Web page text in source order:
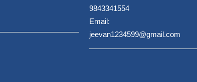
9843341554
Email:
jeevan1234599@gmail.com